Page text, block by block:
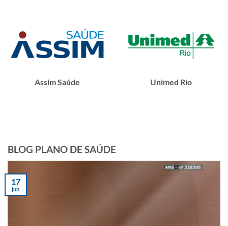
Assim Saúde Unimed Rio
BLOG PLANO DE SAÚDE
17
jun